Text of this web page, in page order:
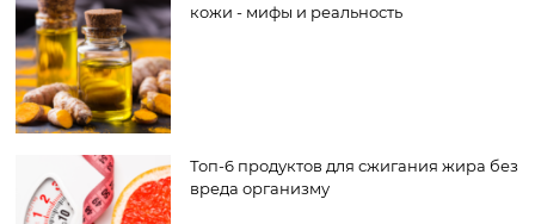
кожи - мифы и реальность
Топ-6 продуктов для сжигания жира без
вреда организму